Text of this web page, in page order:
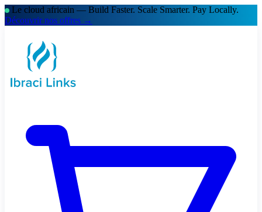
Le cloud africain — Build Faster. Scale Smarter. Pay Locally.
Découvrir nos offres →